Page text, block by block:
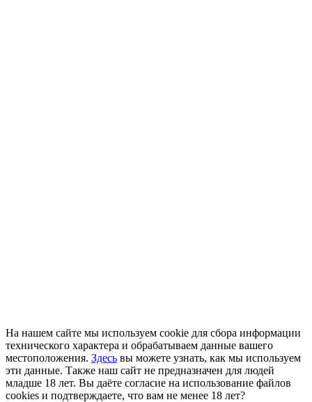
На нашем сайте мы используем cookie для сбора информации
технического характера и обрабатываем данные вашего
местоположения. Здесь вы можете узнать, как мы используем
эти данные. Также наш сайт не предназначен для людей
младше 18 лет. Вы даёте согласие на использование файлов
cookies и подтверждаете, что вам не менее 18 лет?